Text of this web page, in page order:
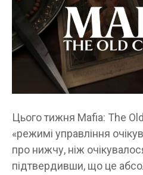
Цього тижня Mafia: The
«режимі управління
про нижчу, ніж
підтвердивши, що це